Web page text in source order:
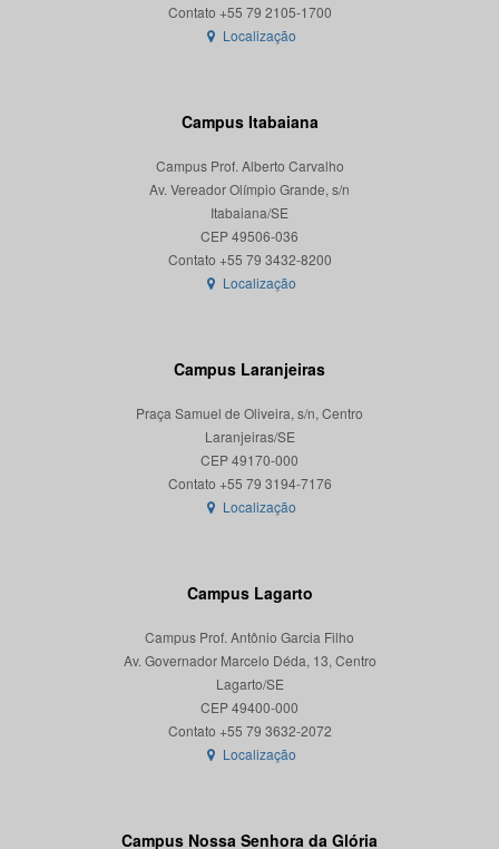
Localização
Campus Itabaiana
Campus Prof. Alberto Carvalho
Av. Vereador Olímpio Grande, s/n
Itabaiana/SE
CEP 49506-036
Localização
Campus Laranjeiras
Praça Samuel de Oliveira, s/n, Centro
Laranjeiras/SE
CEP 49170-000
Localização
Campus Lagarto
Campus Prof. Antônio Garcia Filho
Av. Governador Marcelo Déda, 13, Centro
Lagarto/SE
CEP 49400-000
Localização
Campus Nossa Senhora da Glória